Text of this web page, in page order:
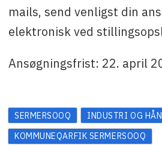
mails, send venligst din
elektronisk ved
Ansøgningsfrist: 22. april
SERMERSOOQ INDUSTRI OG
KOMMUNEQARFIK SERMERSOOQ